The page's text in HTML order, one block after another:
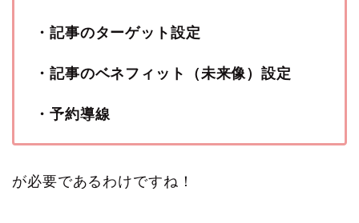
・記事のターゲット設定
・記事のベネフィット（未来像）設定
・予約導線
が必要であるわけですね！